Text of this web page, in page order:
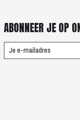
ABONNEER JE OP